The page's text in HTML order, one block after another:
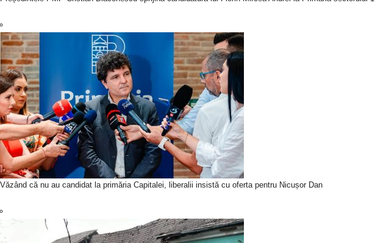
Văzând că nu au candidat la primăria Capitalei, liberalii insistă cu oferta pentru Nicușor Dan